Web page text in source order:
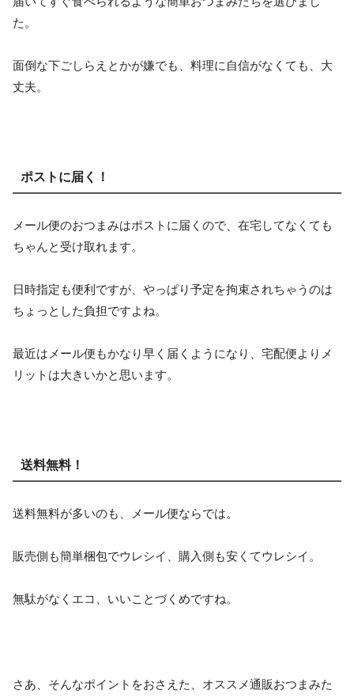
た。
面倒な下ごしらえとかが嫌でも、料理に自信がなくても、大
丈夫。
ポストに届く！
メール便のおつまみはポストに届くので、在宅してなくても
ちゃんと受け取れます。
日時指定も便利ですが、やっぱり予定を拘束されちゃうのは
ちょっとした負担ですよね。
最近はメール便もかなり早く届くようになり、宅配便よりメ
リットは大きいかと思います。
送料無料！
送料無料が多いのも、メール便ならでは。
販売側も簡単梱包でウレシイ、購入側も安くてウレシイ。
無駄がなくエコ、いいことづくめですね。
さあ、そんなポイントをおさえた、オススメ通販おつまみた